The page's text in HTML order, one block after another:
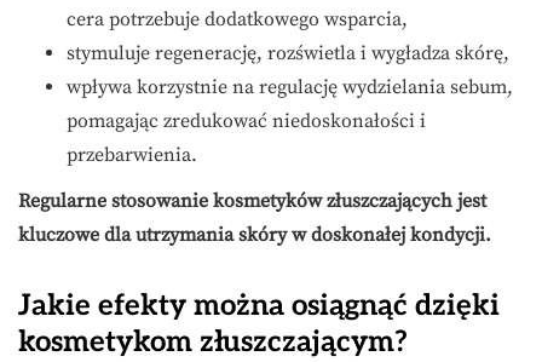
cera potrzebuje dodatkowego wsparcia,
stymuluje regenerację, rozświetla i wygładza skórę,
wpływa korzystnie na regulację wydzielania sebum,
pomagając zredukować niedoskonałości i
przebarwienia.
Regularne stosowanie kosmetyków złuszczających jest
kluczowe dla utrzymania skóry w doskonałej kondycji.
Jakie efekty można osiągnąć dzięki
kosmetykom złuszczającym?